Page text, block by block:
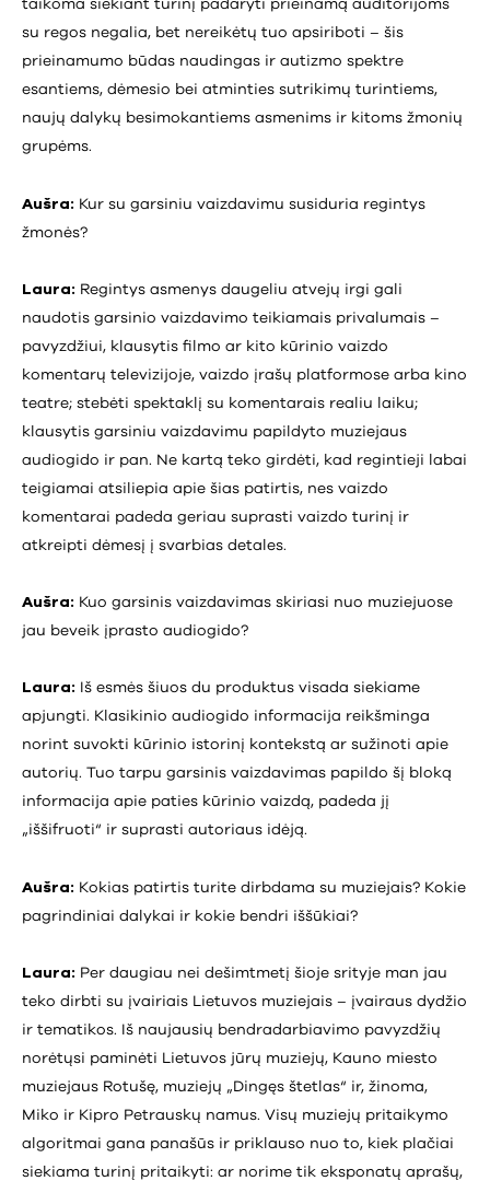
taikoma siekiant turinį padaryti prieinamą auditorijoms
su regos negalia, bet nereikėtų tuo apsiriboti – šis
prieinamumo būdas naudingas ir autizmo spektre
esantiems, dėmesio bei atminties sutrikimų turintiems,
naujų dalykų besimokantiems asmenims ir kitoms žmonių
grupėms.
Aušra: Kur su garsiniu vaizdavimu susiduria regintys
žmonės?
Laura: Regintys asmenys daugeliu atvejų irgi gali
naudotis garsinio vaizdavimo teikiamais privalumais –
pavyzdžiui, klausytis filmo ar kito kūrinio vaizdo
komentarų televizijoje, vaizdo įrašų platformose arba kino
teatre; stebėti spektaklį su komentarais realiu laiku;
klausytis garsiniu vaizdavimu papildyto muziejaus
audiogido ir pan. Ne kartą teko girdėti, kad regintieji labai
teigiamai atsiliepia apie šias patirtis, nes vaizdo
komentarai padeda geriau suprasti vaizdo turinį ir
atkreipti dėmesį į svarbias detales.
Aušra: Kuo garsinis vaizdavimas skiriasi nuo muziejuose
jau beveik įprasto audiogido?
Laura: Iš esmės šiuos du produktus visada siekiame
apjungti. Klasikinio audiogido informacija reikšminga
norint suvokti kūrinio istorinį kontekstą ar sužinoti apie
autorių. Tuo tarpu garsinis vaizdavimas papildo šį bloką
informacija apie paties kūrinio vaizdą, padeda jį
„iššifruoti“ ir suprasti autoriaus idėją.
Aušra: Kokias patirtis turite dirbdama su muziejais? Kokie
pagrindiniai dalykai ir kokie bendri iššūkiai?
Laura: Per daugiau nei dešimtmetį šioje srityje man jau
teko dirbti su įvairiais Lietuvos muziejais – įvairaus dydžio
ir tematikos. Iš naujausių bendradarbiavimo pavyzdžių
norėtųsi paminėti Lietuvos jūrų muziejų, Kauno miesto
muziejaus Rotušę, muziejų „Dingęs štetlas“ ir, žinoma,
Miko ir Kipro Petrauskų namus. Visų muziejų pritaikymo
algoritmai gana panašūs ir priklauso nuo to, kiek plačiai
siekiama turinį pritaikyti: ar norime tik eksponatų aprašų,